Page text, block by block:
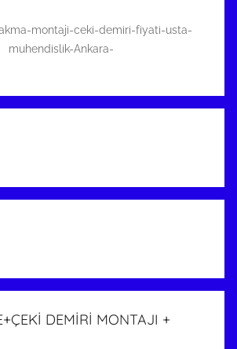
montaji-ceki-demiri-fiyati-usta-
muhendislik-Ankara-
DEMİRİ MONTAJI +